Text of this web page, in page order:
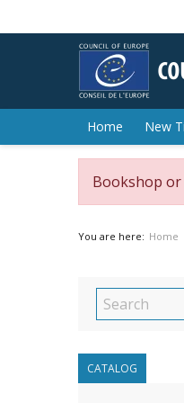
Home New
Bookshop
You are here: Home
CATALOG